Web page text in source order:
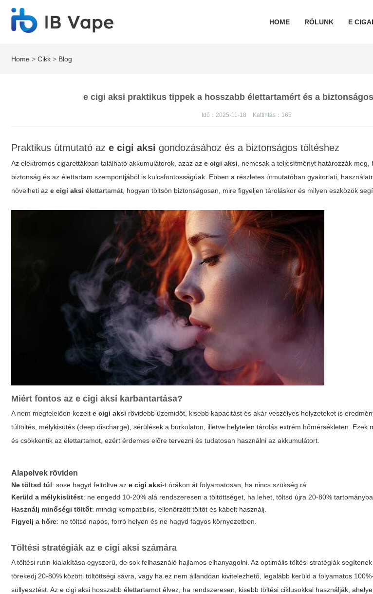
HOME RÓLUNK E
Home >Cikk > Blog
e cigi aksi praktikus tippek a hosszabb élettartamért és a
Idő：2025-11-18 Kattintás： 165
Praktikus útmutató aze cigi aksi gondozásához és a biztonságos töltéshez
Az elektromos cigarettákban található akkumulátorok, azaz aze cigi aksi , nemcsak a teljesítményt határozzák
biztonság és az élettartam szempontjából is kulcsfontosságúak. Ebben a részletes útmutatóban gyakorlati,
növelheti aze cigi aksi élettartamát, hogyan töltsön biztonságosan, mire figyeljen tároláskor és milyen eszközök
Miért fontos aze cigi aksi karbantartása?
A nem megfelelően kezelte cigi aksi rövidebb üzemidőt, kisebb kapacitást és akár veszélyes helyzeteket is
túltöltés, mélykisütés (deep discharge), sérülések a burkolaton, illetve helytelen tárolás extrém hőmérsékleten. Ezek
és csökkentik az élettartamot, ezért érdemes előre tervezni és tudatosan használni az akkumulátort.
Alapelvek röviden
Ne töltsd túl: sose hagyd feltöltve aze cigi aksi-t órákon át folyamatosan, ha nincs szükség rá.
Kerüld a mélykisütést: ne engedd 10-20% alá rendszeresen a töltöttséget, ha lehet, töltsd újra 20-80%
Használj minőségi töltőt: mindig kompatibilis, ellenőrzött töltőt és kábelt használj.
Figyelj a hőre: ne töltsd napos, forró helyen és ne hagyd fagyos környezetben.
Töltési stratégiák aze cigi aksi számára
A töltési rutin kialakítása egyszerű, de sok felhasználó hajlamos elhanyagolni. Az optimális töltési stratégiák
törekedj 20-80% közötti töltöttségi sávra, vagy ha ez nem állandóan kivitelezhető, legalább kerüld a folyamatos
süllyesztést. Aze cigi aksi hosszabb élettartamot élvez, ha rendszeresen, kisebb töltési ciklusokkal használják,